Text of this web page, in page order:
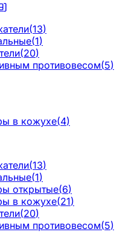
)
(13)
(1)
(20)
противовесом(5)
в кожухе(4)
(13)
(1)
открытые(6)
в кожухе(21)
(20)
противовесом(5)